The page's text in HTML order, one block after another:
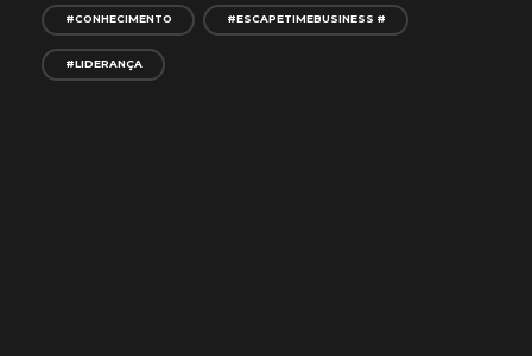
#CONHECIMENTO #ESCAPETIMEBUSINESS #
#LIDERANÇA